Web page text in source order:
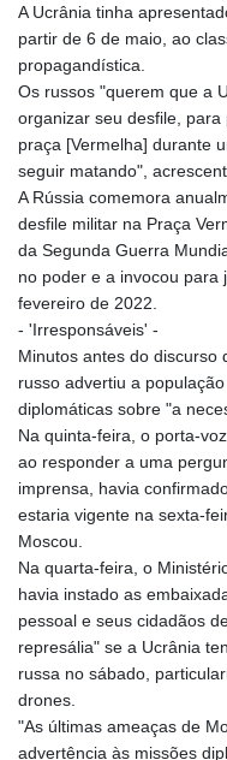
A Ucrânia tinha
partir de 6 de maio, ao
propagandística.
Os russos "querem que a
organizar seu desfile,
praça [Vermelha] durante
seguir matando",
A Rússia comemora
desfile militar na Praça
da Segunda Guerra
no poder e a invocou para
fevereiro de 2022.
- 'Irresponsáveis' -
Minutos antes do discurso
russo advertiu a
diplomáticas sobre "a
Na quinta-feira, o porta-
ao responder a uma
imprensa, havia
estaria vigente na sexta-
Moscou.
Na quarta-feira, o
havia instado as
pessoal e seus cidadãos
represália" se a Ucrânia
russa no sábado,
drones.
"As últimas ameaças de
advertência às missões